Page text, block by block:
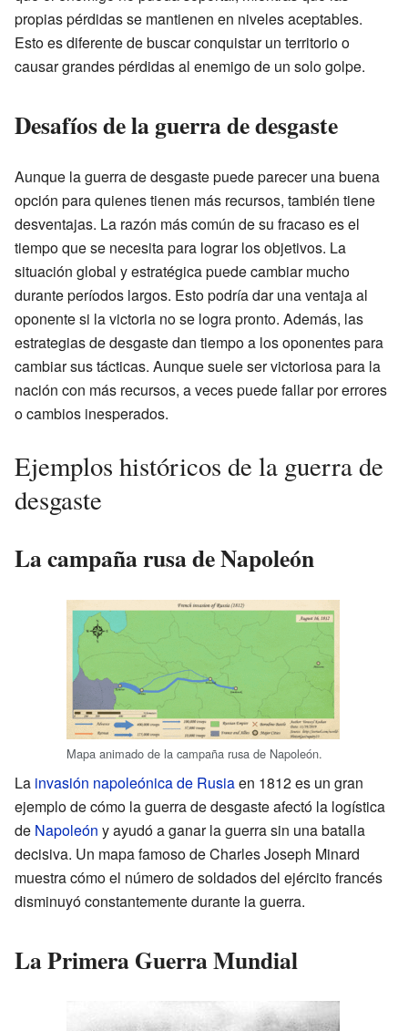
propias pérdidas se mantienen en niveles aceptables.
Esto es diferente de buscar conquistar un territorio o
causar grandes pérdidas al enemigo de un solo golpe.
Desafíos de la guerra de desgaste
Aunque la guerra de desgaste puede parecer una buena
opción para quienes tienen más recursos, también tiene
desventajas. La razón más común de su fracaso es el
tiempo que se necesita para lograr los objetivos. La
situación global y estratégica puede cambiar mucho
durante períodos largos. Esto podría dar una ventaja al
oponente si la victoria no se logra pronto. Además, las
estrategias de desgaste dan tiempo a los oponentes para
cambiar sus tácticas. Aunque suele ser victoriosa para la
nación con más recursos, a veces puede fallar por errores
o cambios inesperados.
Ejemplos históricos de la guerra de
desgaste
La campaña rusa de Napoleón
Mapa animado de la campaña rusa de Napoleón.
La invasión napoleónica de Rusiaen 1812 es un gran
ejemplo de cómo la guerra de desgaste afectó la logística
de Napoleón y ayudó a ganar la guerra sin una batalla
decisiva. Un mapa famoso de Charles Joseph Minard
muestra cómo el número de soldados del ejército francés
disminuyó constantemente durante la guerra.
La Primera Guerra Mundial